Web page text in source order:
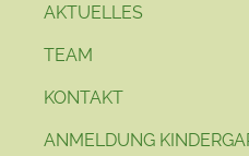
AKTUELLES
TEAM
KONTAKT
ANMELDUNG